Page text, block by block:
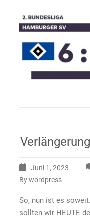
Juni 1, 2023
By wordpress
So, nun ist es
sollten wir HEUTE